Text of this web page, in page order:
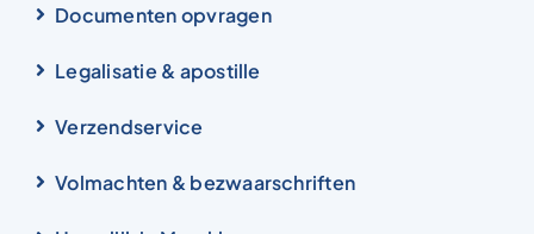
Documenten opvragen
Legalisatie & apostille
Verzendservice
Volmachten & bezwaarschriften